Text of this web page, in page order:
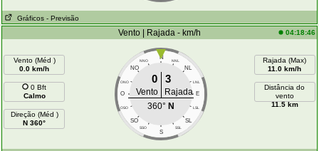
Gráficos - Previsão
Vento | Rajada - km/h 04:18:46
Vento (Méd )
0.0 km/h
0 Bft
Calmo
Direção (Méd )
N 360°
N
NNO NNL
NO NL
ONO LNL
O E
OSO LSL
SO SL
SSO SSL
S
0 3
Vento
Rajada
360° N
Rajada (Max)
11.0 km/h
Distância do
vento
11.5 km